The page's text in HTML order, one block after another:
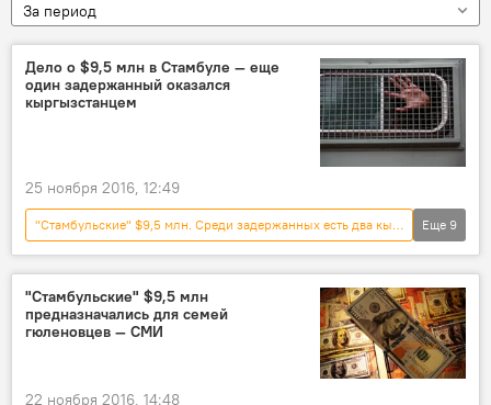
За период
Дело о $9,5 млн в Стамбуле — еще
один задержанный оказался
кыргызстанцем
25 ноября 2016, 12:49
"Стамбульские" $9,5 млн. Среди задержанных есть два кыргызстанца
Общество
Новости
Кыргызстан
Происшествия
Турция
Фетхуллах Гюлен
деньги
аэропорт
Еще 9
"Стамбульские" $9,5 млн
предназначались для семей
гюленовцев — СМИ
22 ноября 2016, 14:48